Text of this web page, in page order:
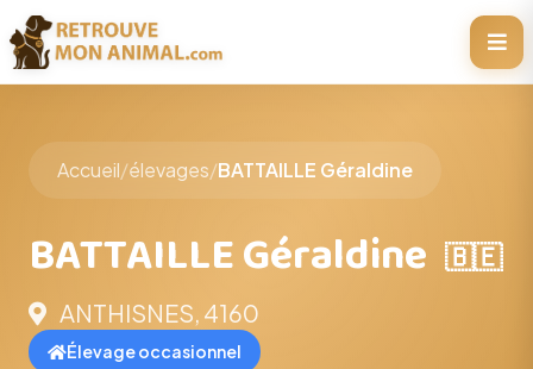
Accueil/élevages/BATTAILLE Géraldine
BATTAILLE Géraldine 🇧🇪
ANTHISNES, 4160
Élevage occasionnel